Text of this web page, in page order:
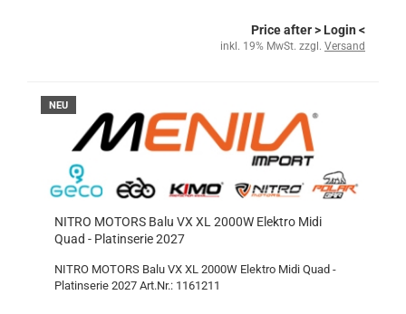
Price after> Login <
inkl. 19% MwSt. zzgl. Versand
NEU
NITRO MOTORS Balu VX XL 2000W Elektro Midi
Quad - Platinserie 2027
NITRO MOTORS Balu VX XL 2000W Elektro Midi Quad -
Platinserie 2027 Art.Nr.: 1161211